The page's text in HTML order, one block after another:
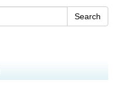
Search